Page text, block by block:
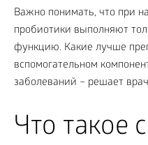
Важно понимать, что при
пробиотики выполняют
функцию. Какие лучше
вспомогательном
заболеваний – решает
Что такое